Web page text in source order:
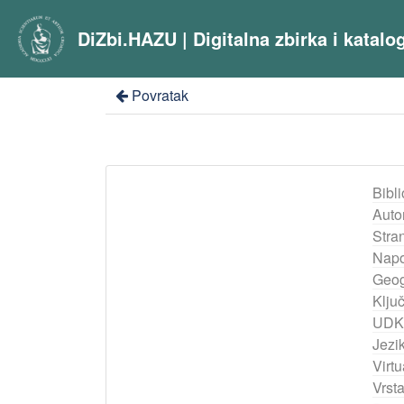
DiZbi.HAZU | Digitalna zbirka i
Povratak
UDK